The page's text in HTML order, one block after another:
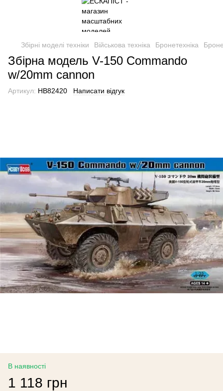
Збірні моделі техніки Військова техніка Бронетехніка
Збірна модель V-150 Commando
w/20mm cannon
Артикул: HB82420 Написати відгук
В наявності
1 118 грн